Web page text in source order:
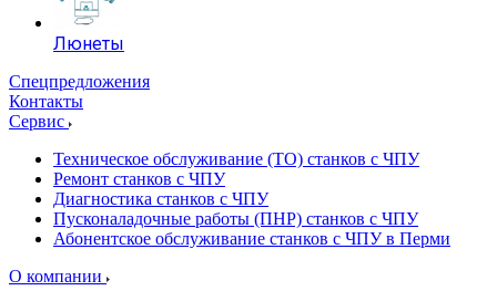
Люнеты
Спецпредложения
Контакты
Сервис
Техническое обслуживание (ТО) станков с ЧПУ
Ремонт станков с ЧПУ
Диагностика станков с ЧПУ
Пусконаладочные работы (ПНР) станков с ЧПУ
Абонентское обслуживание станков с ЧПУ в Перми
О компании